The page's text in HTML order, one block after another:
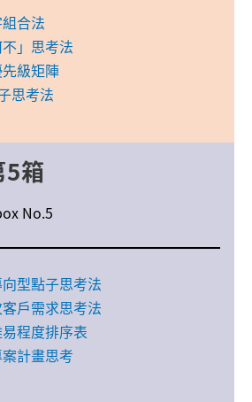
合法
」思考法
級矩陣
思考法
5箱
No.5
型點子思考法
戶需求思考法
程度排序表
計畫思考